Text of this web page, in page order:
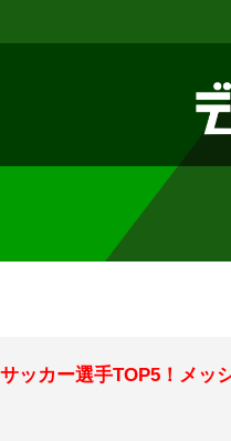
ッカー選手TOP5！メッ